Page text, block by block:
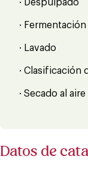
· Despulpado
·
· Lavado
· Clasificación
· Secado al
Datos de cata